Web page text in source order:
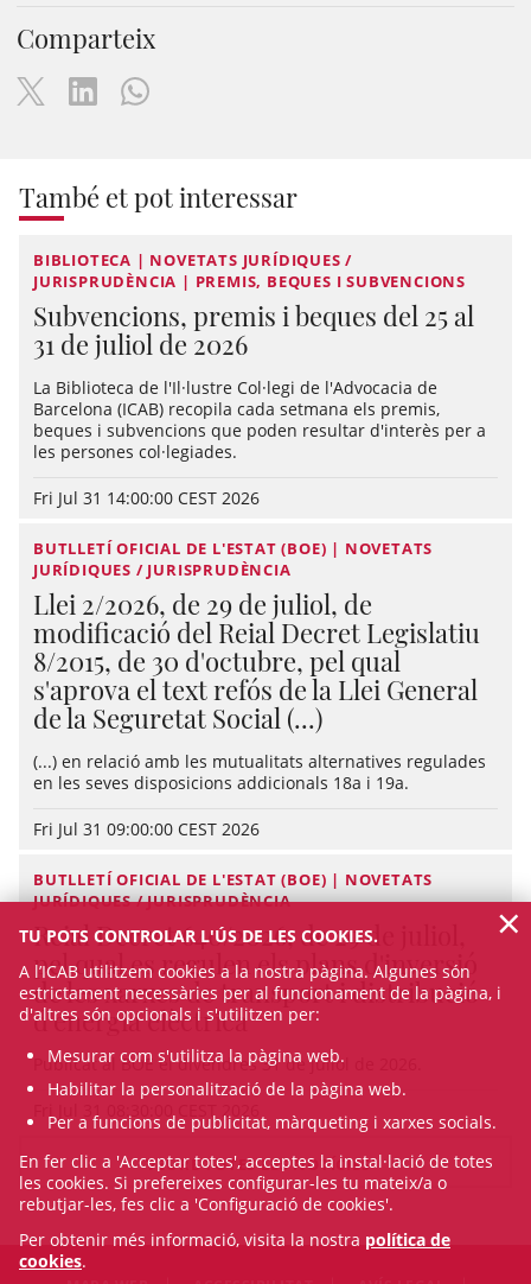
Comparteix
També et pot interessar
BIBLIOTECA | NOVETATS JURÍDIQUES /
JURISPRUDÈNCIA | PREMIS, BEQUES I SUBVENCIONS
Subvencions, premis i beques del 25 al
31 de juliol de 2026
La Biblioteca de l'Il·lustre Col·legi de l'Advocacia de
Barcelona (ICAB) recopila cada setmana els premis,
beques i subvencions que poden resultar d'interès per a
les persones col·legiades.
Fri Jul 31 14:00:00 CEST 2026
BUTLLETÍ OFICIAL DE L'ESTAT (BOE) | NOVETATS
JURÍDIQUES / JURISPRUDÈNCIA
Llei 2/2026, de 29 de juliol, de
modificació del Reial Decret Legislatiu
8/2015, de 30 d'octubre, pel qual
s'aprova el text refós de la Llei General
de la Seguretat Social (...)
(...) en relació amb les mutualitats alternatives regulades
en les seves disposicions addicionals 18a i 19a.
Fri Jul 31 09:00:00 CEST 2026
BUTLLETÍ OFICIAL DE L'ESTAT (BOE) | NOVETATS
JURÍDIQUES / JURISPRUDÈNCIA
Reial Decret 640/2026, de 29 de juliol,
pel qual es regulen els plans d'inversió
de les xarxes de transport i distribució
d'energia elèctrica
Publicat al BOE el divendres 31 de juliol de 2026.
Fri Jul 31 08:30:00 CEST 2026
VEURE TOTES LES NOTÍCIES
TU POTS CONTROLAR L'ÚS DE LES COOKIES.
A l’ICAB utilitzem cookies a la nostra pàgina. Algunes són
estrictament necessàries per al funcionament de la pàgina, i
d'altres són opcionals i s'utilitzen per:
Mesurar com s'utilitza la pàgina web.
Habilitar la personalització de la pàgina web.
Per a funcions de publicitat, màrqueting i xarxes socials.
En fer clic a 'Acceptar totes', acceptes la instal·lació de totes
les cookies. Si prefereixes configurar-les tu mateix/a o
rebutjar-les, fes clic a 'Configuració de cookies'.
Per obtenir més informació, visita la nostra política de
cookies.
×